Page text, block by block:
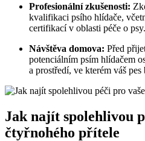
Profesionální zkušenosti:
kvalifikaci psího hlídače,
certifikací v oblasti péče o psy.
Návštěva domova: Před
potenciálním psím hlídačem
a prostředí, ve kterém váš pes
Jak najít spolehlivou
čtyřnohého přítele